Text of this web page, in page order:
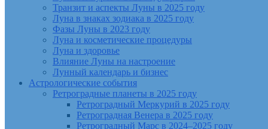
Транзит и аспекты Луны в 2025 году
Луна в знаках зодиака в 2025 году
Фазы Луны в 2023 году
Луна и косметические процедуры
Луна и здоровье
Влияние Луны на настроение
Лунный календарь и бизнес
Астрологические события
Ретроградные планеты в 2025 году
Ретроградный Меркурий в 2025 году
Ретроградная Венера в 2025 году
Ретроградный Марс в 2024–2025 году